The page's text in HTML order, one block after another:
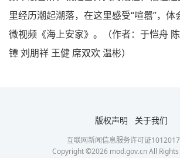
里经历潮起潮落，在这里感受“喧嚣”，
微视频《海上安家》。（作者：于恺舟
镡 刘朋祥 王健 席双欢 温彬）
版权声明 关于我们
互联网新闻信息服务许可证
Copyright ©2026mod.gov.cn All Rights